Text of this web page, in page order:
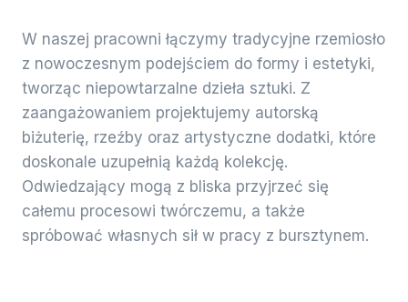
W naszej pracowni łączymy tradycyjne rzemiosło
z nowoczesnym podejściem do formy i estetyki,
tworząc niepowtarzalne dzieła sztuki. Z
zaangażowaniem projektujemy autorską
biżuterię, rzeźby oraz artystyczne dodatki, które
doskonale uzupełnią każdą kolekcję.
Odwiedzający mogą z bliska przyjrzeć się
całemu procesowi twórczemu, a także
spróbować własnych sił w pracy z bursztynem.